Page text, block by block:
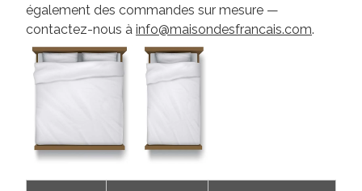
également des commandes sur mesure —
contactez-nous à info@maisondesfrancais.com.